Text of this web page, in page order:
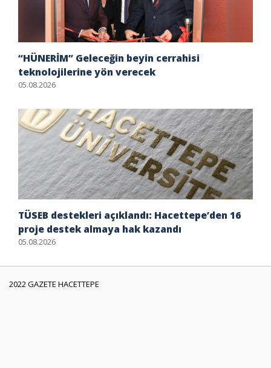
“HÜNERİM” Geleceğin beyin cerrahisi
teknolojilerine yön verecek
05.08.2026
TÜSEB destekleri açıklandı: Hacettepe’den 16
proje destek almaya hak kazandı
05.08.2026
2022 GAZETE HACETTEPE